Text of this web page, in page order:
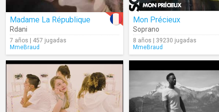
Madame La République
Rdani
7 años | 457 jugadas
MmeBraud
Mon Précieux
Soprano
8 años | 39230 jugadas
MmeBraud